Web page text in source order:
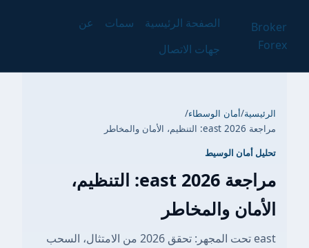
Broker
Forex
الصفحة الرئيسية سمات
عن
جهات الاتصال
الرئيسية/أمان الوسطاء/
مراجعة east 2026: التنظيم، الأمان والمخاطر
تحليل أمان الوسيط
مراجعة east 2026: التنظيم،
الأمان والمخاطر
east تحت المجهر: تحقق 2026 من الامتثال، السحب